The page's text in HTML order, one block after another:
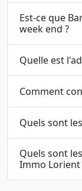
Est-ce que
week end ?
Quelle est
Comment
Quels sont
Quels sont
Immo Lorient